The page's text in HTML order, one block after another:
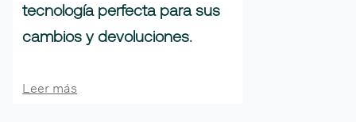
tecnología perfecta para sus
cambios y devoluciones.
Leer más